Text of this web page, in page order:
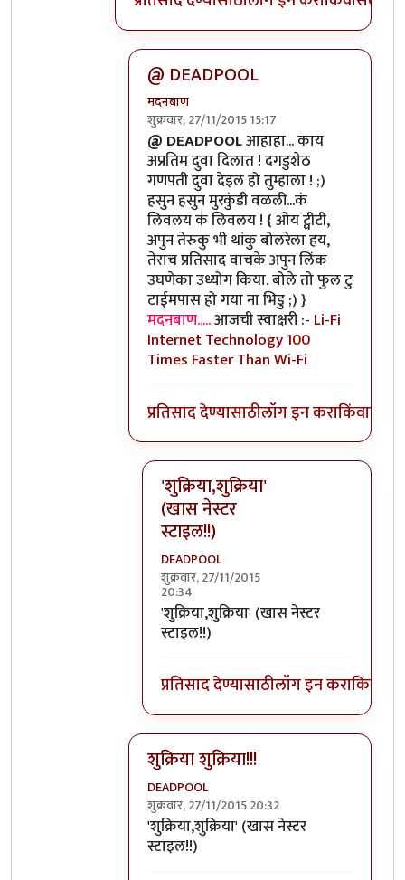
@ DEADPOOL
मदनबाण
शुक्रवार, 27/11/2015 15:17
In reply toवा तुमच्यामुळे मी इतका विनोदी
@ DEADPOOLआहाहा... काय
अप्रतिम दुवा दिलात ! दगडुशेठ
गणपती दुवा देइल हो तुम्हाला ! ;)
हसुन हसुन मुरकुंडी वळली...कं
लिवलय कं लिवलय ! { ओय ट्वीटी,
अपुन तेरुकु भी थांकु बोलरेला हय,
तेराच प्रतिसाद वाचके अपुन लिंक
उघणेका उध्योग किया. बोले तो फुल टु
टाईमपास हो गया ना भिडु ;) }
मदनबाण.....आजची स्वाक्षरी :- Li-Fi
Internet Technology 100
Times Faster Than Wi-Fi
प्रतिसाद देण्यासाठीलॉग इन कराकिंवा
'शुक्रिया,शुक्रिया'
(खास नेस्टर
स्टाइल!!)
DEADPOOL
शुक्रवार, 27/11/2015
20:34
In reply to@ DEADPOOL
'शुक्रिया,शुक्रिया' (खास नेस्टर
स्टाइल!!)
प्रतिसाद देण्यासाठीलॉग इन कराकिंवा
शुक्रिया शुक्रिया!!!
DEADPOOL
शुक्रवार, 27/11/2015 20:32
In reply toवा तुमच्यामुळे मी इतका विनोदी
'शुक्रिया,शुक्रिया' (खास नेस्टर
स्टाइल!!)